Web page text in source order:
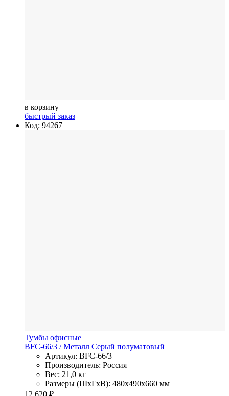
в корзину
быстрый заказ
Код: 94267
Тумбы офисные
BFC-66/3 / Металл Серый полуматовый
Артикул: BFC-66/3
Производитель: Россия
Вес: 21,0 кг
Размеры (ШхГхВ): 480x490x660 мм
12 620 ₽